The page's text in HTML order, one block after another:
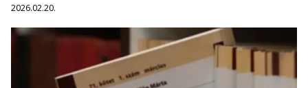
2026.02.20.